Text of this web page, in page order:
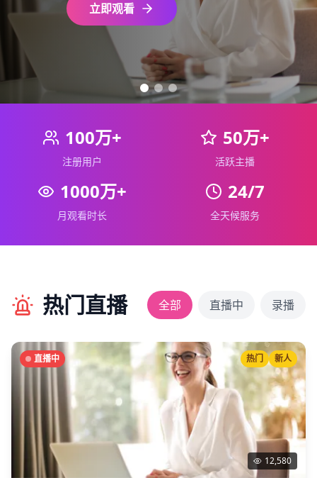
立即观看
100万+
注册用户
50万+
活跃主播
1000万+
月观看时长
24/7
全天候服务
热门直播 全部 直播中 录播
直播中
12,580
热门 新人